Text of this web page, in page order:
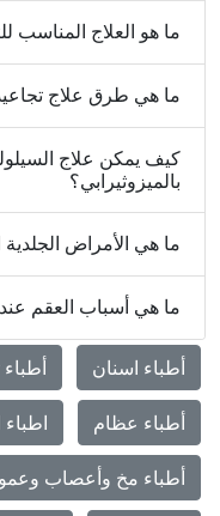
ما هو العلاج المناسب
ما هي طرق علاج
كيف يمكن علاج
بالميزوثيرابي؟
ما هي الأمراض
ما هي أسباب العقم
أطباء اسنان
أطباء عظام
أطباء مخ وأعصاب